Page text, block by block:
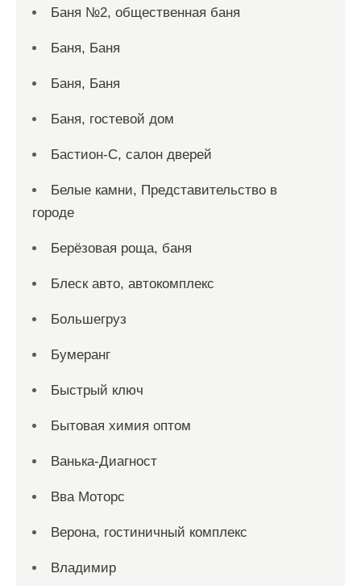
Баня №2, общественная баня
Баня, Баня
Баня, Баня
Баня, гостевой дом
Бастион-С, салон дверей
Белые камни, Представительство в
городе
Берёзовая роща, баня
Блеск авто, автокомплекс
Большегруз
Бумеранг
Быстрый ключ
Бытовая химия оптом
Ванька-Диагност
Вва Моторс
Верона, гостиничный комплекс
Владимир